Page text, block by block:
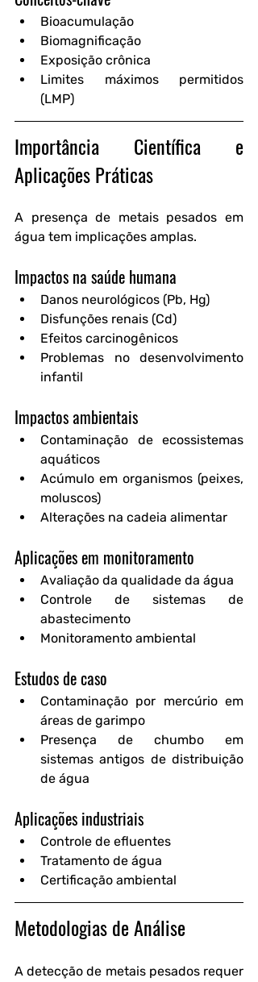
Bioacumulação
Biomagnificação
Exposição crônica
Limites máximos permitidos
(LMP)
Importância Científica e
Aplicações Práticas
A presença de metais pesados em
água tem implicações amplas.
Impactos na saúde humana
Danos neurológicos (Pb, Hg)
Disfunções renais (Cd)
Efeitos carcinogênicos
Problemas no desenvolvimento
infantil
Impactos ambientais
Contaminação de ecossistemas
aquáticos
Acúmulo em organismos (peixes,
moluscos)
Alterações na cadeia alimentar
Aplicações em monitoramento
Avaliação da qualidade da água
Controle de sistemas de
abastecimento
Monitoramento ambiental
Estudos de caso
Contaminação por mercúrio em
áreas de garimpo
Presença de chumbo em
sistemas antigos de distribuição
de água
Aplicações industriais
Controle de efluentes
Tratamento de água
Certificação ambiental
Metodologias de Análise
A detecção de metais pesados requer